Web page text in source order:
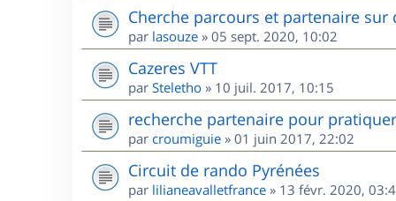
Cherche parcours et partenaire sur
par lasouze » 05 sept. 2020, 10:02
Cazeres VTT
par Steletho » 10 juil. 2017, 10:15
recherche partenaire pour
par croumiguie » 01 juin 2017, 22:02
Circuit de rando Pyrénées
par lilianeavalletfrance » 13 févr. 2020,